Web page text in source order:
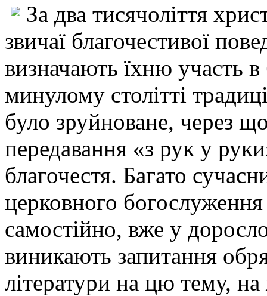
За два тисячоліття
звичаї благочестивої
визначають їхню участь
минулому столітті
було зруйноване, через
передавання «з рук у
благочестя. Багато
церковного
самостійно, вже у
виникають запитання
літератури на цю тему,